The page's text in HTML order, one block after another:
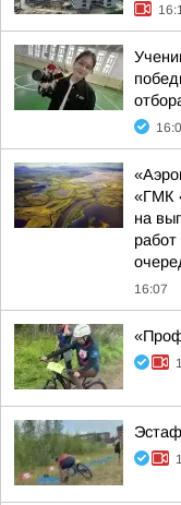
«ГМК
на
16:07